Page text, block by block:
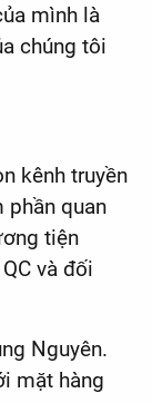
mình là
chúng tôi
kênh truyền
phần quan
tiện
và đối
Nguyên.
mặt hàng